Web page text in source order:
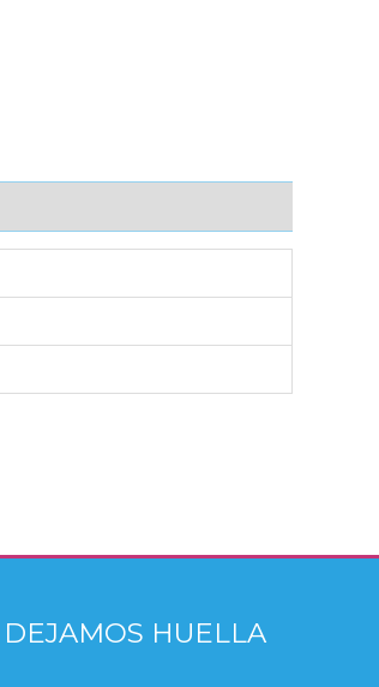
DEJAMOS HUELLA